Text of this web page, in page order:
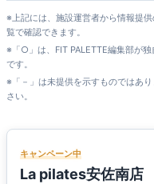
※上記には、施設運営者から情報提
覧で確認できます。
※「○」は、FIT PALETTE編集部が
です。
※「－」は未提供を示すものではあ
さい。
キャンペーン中
La pilates安佐南店